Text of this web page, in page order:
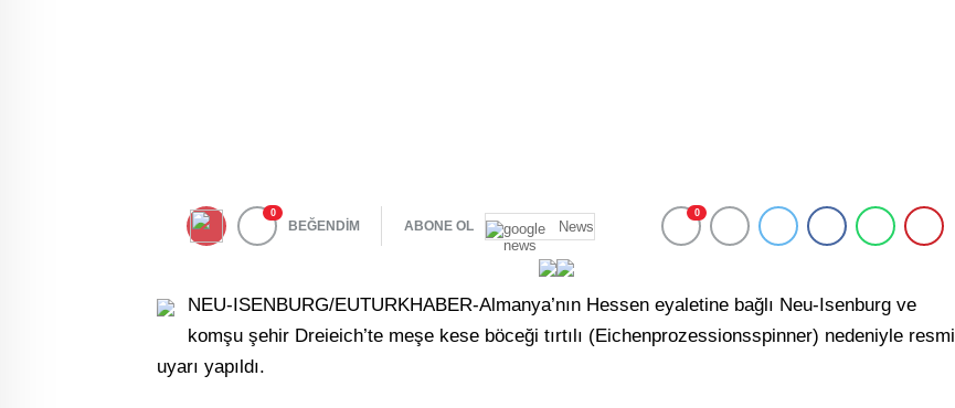
0
BEĞENDİM ABONE OL News
0
NEU-ISENBURG/EUTURKHABER-Almanya’nın Hessen eyaletine bağlı Neu-Isenburg ve
komşu şehir Dreieich’te meşe kese böceği tırtılı (Eichenprozessionsspinner) nedeniyle resmi
uyarı yapıldı.